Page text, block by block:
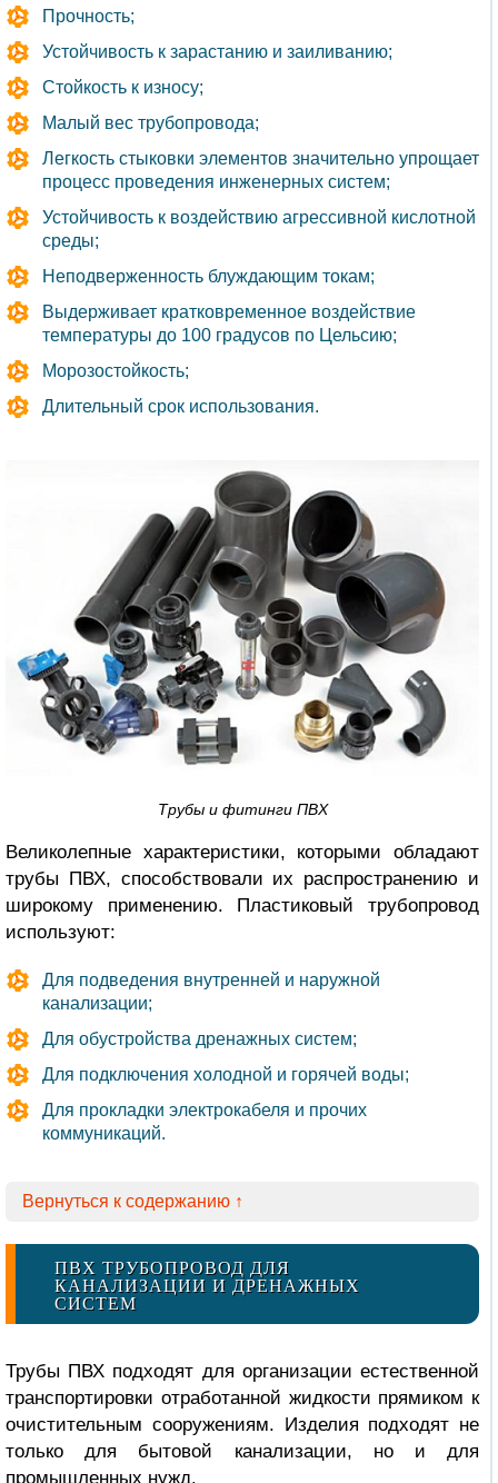
Прочность;
Устойчивость к зарастанию и заиливанию;
Стойкость к износу;
Малый вес трубопровода;
Легкость стыковки элементов значительно упрощает
процесс проведения инженерных систем;
Устойчивость к воздействию агрессивной кислотной
среды;
Неподверженность блуждающим токам;
Выдерживает кратковременное воздействие
температуры до 100 градусов по Цельсию;
Морозостойкость;
Длительный срок использования.
Трубы и фитинги ПВХ
Великолепные характеристики, которыми обладают
трубы ПВХ, способствовали их распространению и
широкому применению. Пластиковый трубопровод
используют:
Для подведения внутренней и наружной
канализации;
Для обустройства дренажных систем;
Для подключения холодной и горячей воды;
Для прокладки электрокабеля и прочих
коммуникаций.
Вернуться к содержанию ↑
ПВХ ТРУБОПРОВОД ДЛЯ
КАНАЛИЗАЦИИ И ДРЕНАЖНЫХ
СИСТЕМ
Трубы ПВХ подходят для организации естественной
транспортировки отработанной жидкости прямиком к
очистительным сооружениям. Изделия подходят не
только для бытовой канализации, но и для
промышленных нужд.